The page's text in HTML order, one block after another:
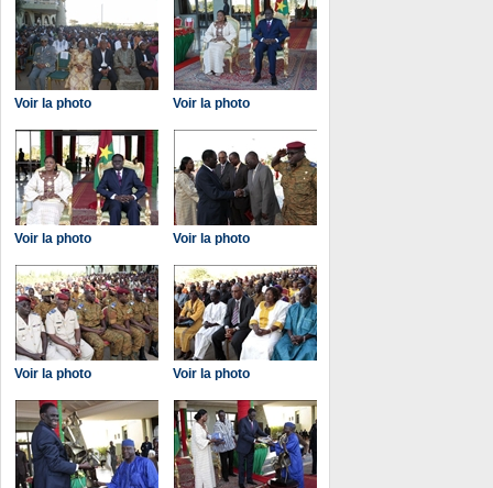
Voir la photo Voir la photo
Voir la photo Voir la photo
Voir la photo Voir la photo